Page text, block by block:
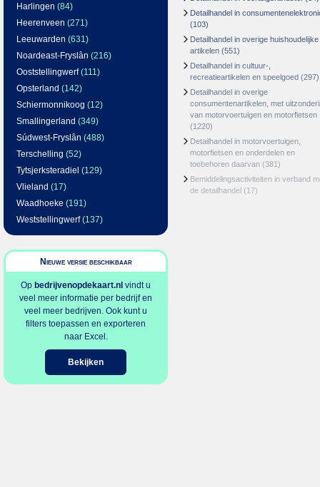
Harlingen (84)
Heerenveen (271)
Leeuwarden (631)
Noardeast-Fryslân (216)
Ooststellingwerf(111)
Opsterland (142)
Schiermonnikoog (12)
Smallingerland (349)
Súdwest-Fryslân (488)
Terschelling (52)
Tytsjerksteradiel (129)
Vlieland (17)
Waadhoeke (191)
Weststellingwerf(137)
Nieuwe versie beschikbaar
Op bedrijvenopdekaart.nl vindt u
veel meer informatie per bedrijf en
veel meer bedrijven. Ook kunt u
filters toepassen en exporteren
naar Excel.
Bekijken
Detailhandel in
(103)
Detailhandel in overige huishoudelijke
artikelen (551)
Detailhandel in cultuur-,
recreatieartikelen en speelgoed (297)
Detailhandel in overige
consumentenartikelen, met
van motorvoertuigen en motorfietsen
(1220)
Detailhandel in motorvoertuigen,
motorfietsen en onderdelen en
toebehoren daarvan (381)
Bemiddelingsactiviteiten in verband
de detailhandel (17)